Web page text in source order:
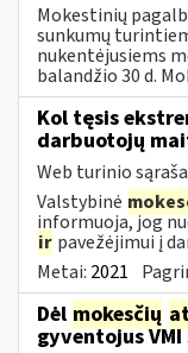
Mokestinių
sunkumų
nukentėjusiems
balandžio 30 d.
Kol tęsis
darbuotojų
Web turinio
Valstybinė
informuoja, jog
ir pavežėjimui į
Metai: 2021
Dėl mokesčių
gyventojus